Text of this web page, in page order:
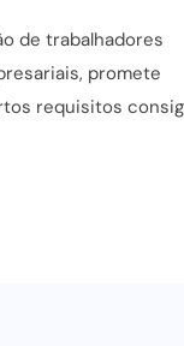
de trabalhadores
promete
requisitos